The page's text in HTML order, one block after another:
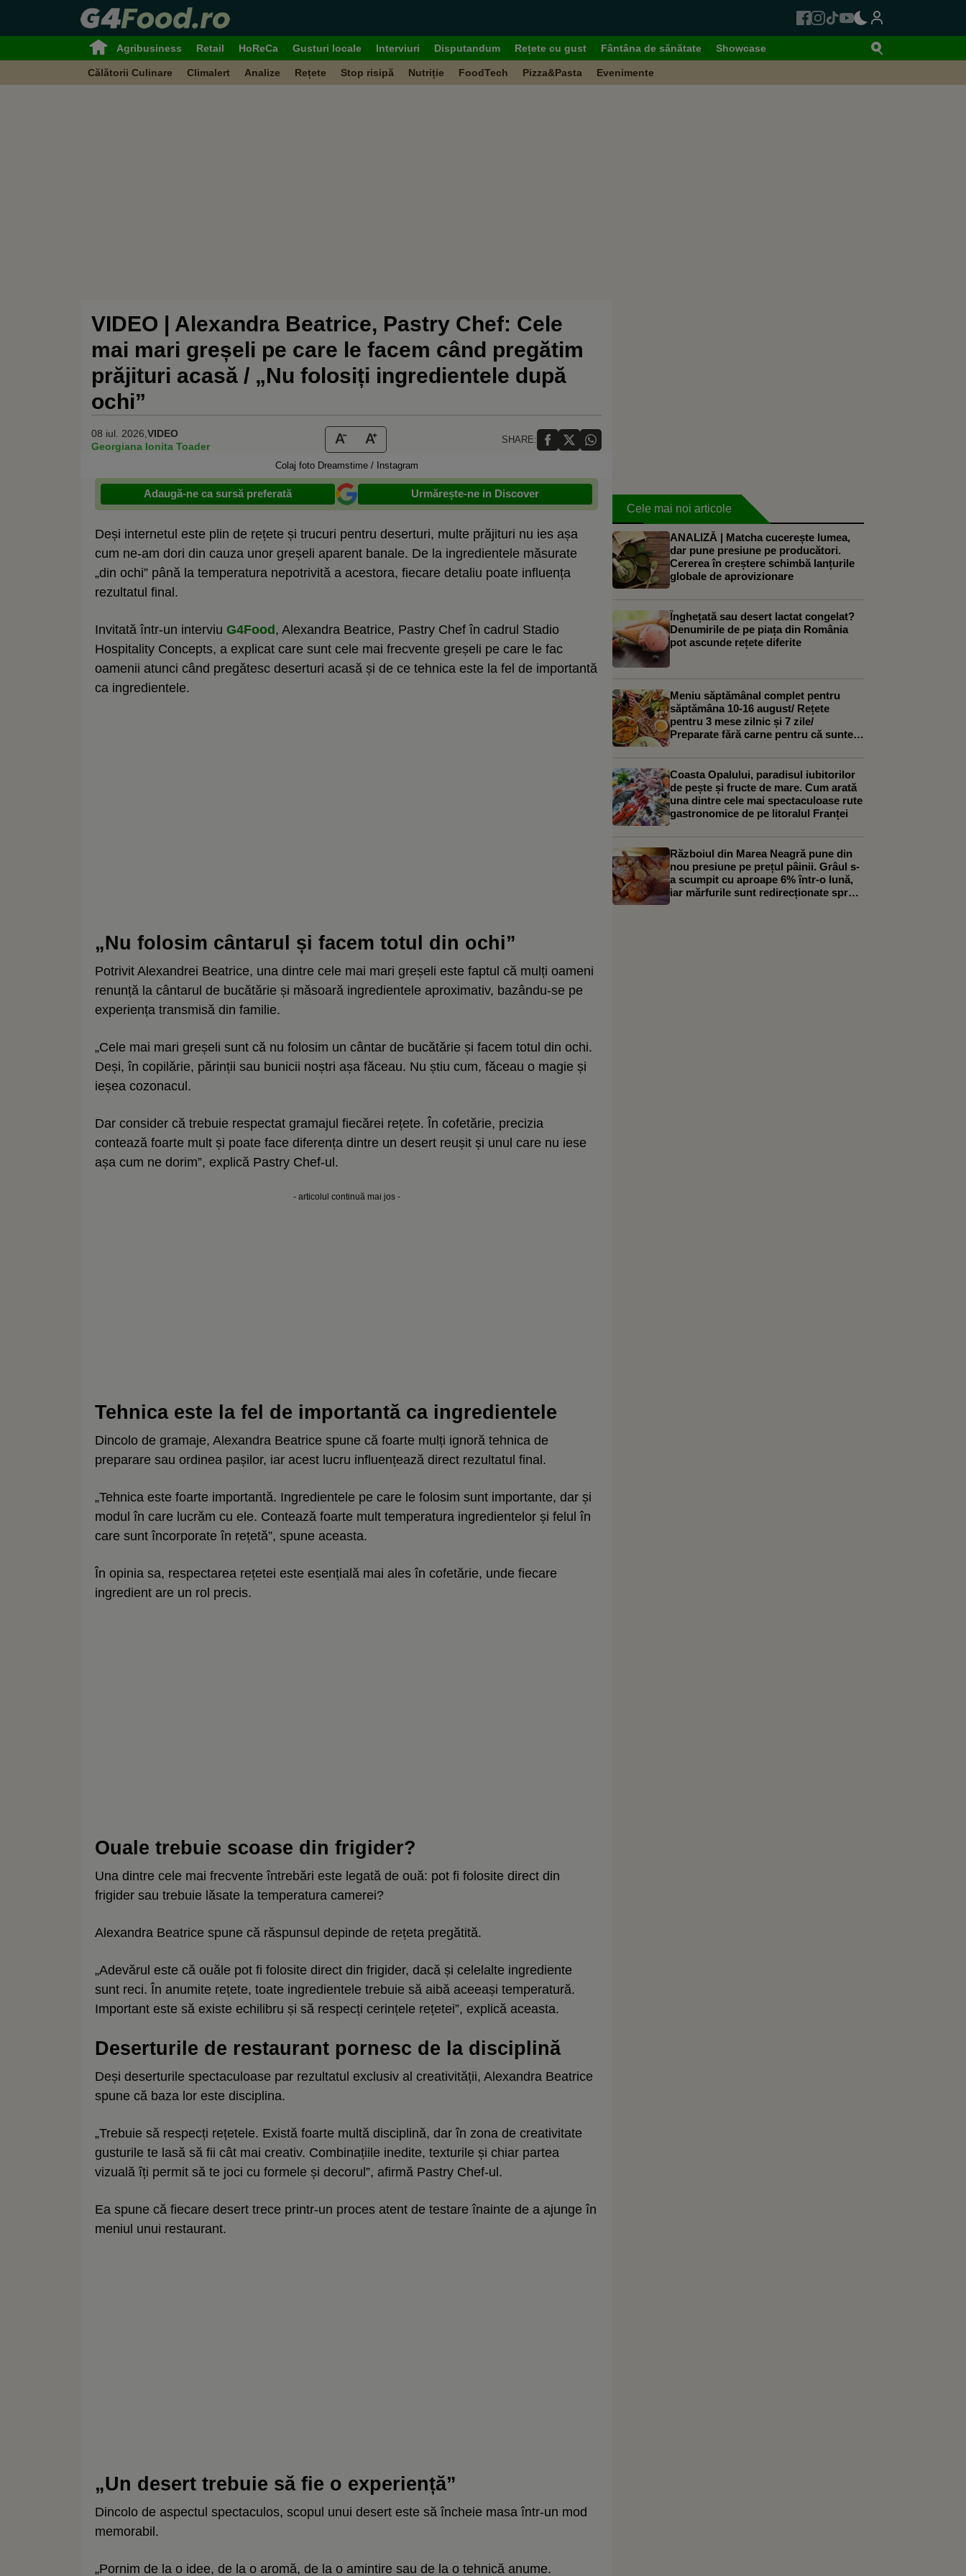
Agribusiness Retail HoReCa Gusturi locale Interviuri Disputandum Rețete cu gust Fântâna de sănătate Showcase
Călătorii Culinare Climalert Analize Rețete Stop risipă Nutriție FoodTech Pizza&Pasta Evenimente
VIDEO | Alexandra Beatrice, Pastry Chef: Cele
mai mari greșeli pe care le facem când pregătim
prăjituri acasă / „Nu folosiți ingredientele după
ochi”
08 iul. 2026, VIDEO
Georgiana Ionita Toader
SHARE:
Colaj foto Dreamstime / Instagram
Adaugă-ne ca sursă preferată Urmărește-ne in Discover
Deși internetul este plin de rețete și trucuri pentru deserturi, multe prăjituri nu ies așa
cum ne-am dori din cauza unor greșeli aparent banale. De la ingredientele măsurate
„din ochi” până la temperatura nepotrivită a acestora, fiecare detaliu poate influența
rezultatul final.
Invitată într-un interviu G4Food , Alexandra Beatrice, Pastry Chef în cadrul Stadio
Hospitality Concepts, a explicat care sunt cele mai frecvente greșeli pe care le fac
oamenii atunci când pregătesc deserturi acasă și de ce tehnica este la fel de importantă
ca ingredientele.
„Nu folosim cântarul și facem totul din ochi”
Potrivit Alexandrei Beatrice, una dintre cele mai mari greșeli este faptul că mulți oameni
renunță la cântarul de bucătărie și măsoară ingredientele aproximativ, bazându-se pe
experiența transmisă din familie.
„Cele mai mari greșeli sunt că nu folosim un cântar de bucătărie și facem totul din ochi.
Deși, în copilărie, părinții sau bunicii noștri așa făceau. Nu știu cum, făceau o magie și
ieșea cozonacul.
Dar consider că trebuie respectat gramajul fiecărei rețete. În cofetărie, precizia
contează foarte mult și poate face diferența dintre un desert reușit și unul care nu iese
așa cum ne dorim”, explică Pastry Chef-ul.
- articolul continuă mai jos -
Tehnica este la fel de importantă ca ingredientele
Dincolo de gramaje, Alexandra Beatrice spune că foarte mulți ignoră tehnica de
preparare sau ordinea pașilor, iar acest lucru influențează direct rezultatul final.
„Tehnica este foarte importantă. Ingredientele pe care le folosim sunt importante, dar și
modul în care lucrăm cu ele. Contează foarte mult temperatura ingredientelor și felul în
care sunt încorporate în rețetă”, spune aceasta.
În opinia sa, respectarea rețetei este esențială mai ales în cofetărie, unde fiecare
ingredient are un rol precis.
Ouale trebuie scoase din frigider?
Una dintre cele mai frecvente întrebări este legată de ouă: pot fi folosite direct din
frigider sau trebuie lăsate la temperatura camerei?
Alexandra Beatrice spune că răspunsul depinde de rețeta pregătită.
„Adevărul este că ouăle pot fi folosite direct din frigider, dacă și celelalte ingrediente
sunt reci. În anumite rețete, toate ingredientele trebuie să aibă aceeași temperatură.
Important este să existe echilibru și să respecți cerințele rețetei”, explică aceasta.
Deserturile de restaurant pornesc de la disciplină
Deși deserturile spectaculoase par rezultatul exclusiv al creativității, Alexandra Beatrice
spune că baza lor este disciplina.
„Trebuie să respecți rețetele. Există foarte multă disciplină, dar în zona de creativitate
gusturile te lasă să fii cât mai creativ. Combinațiile inedite, texturile și chiar partea
vizuală îți permit să te joci cu formele și decorul”, afirmă Pastry Chef-ul.
Ea spune că fiecare desert trece printr-un proces atent de testare înainte de a ajunge în
meniul unui restaurant.
„Un desert trebuie să fie o experiență”
Dincolo de aspectul spectaculos, scopul unui desert este să încheie masa într-un mod
memorabil.
„Pornim de la o idee, de la o aromă, de la o amintire sau de la o tehnică anume.
Cele mai noi articole
ANALIZĂ | Matcha cucerește lumea,
dar pune presiune pe producători.
Cererea în creștere schimbă lanțurile
globale de aprovizionare
Înghețată sau desert lactat congelat?
Denumirile de pe piața din România
pot ascunde rețete diferite
Meniu săptămânal complet pentru
săptămâna 10-16 august/ Rețete
pentru 3 mese zilnic și 7 zile/
Preparate fără carne pentru că suntem
august
Coasta Opalului, paradisul iubitorilor
de pește și fructe de mare. Cum arată
una dintre cele mai spectaculoase rute
gastronomice de pe litoralul Franței
Războiul din Marea Neagră pune din
nou presiune pe prețul pâinii. Grâul s-
a scumpit cu aproape 6% într-o lună,
iar mărfurile sunt redirecționate spre